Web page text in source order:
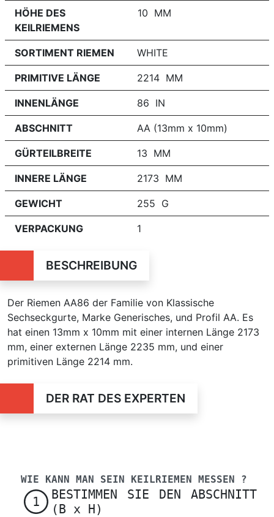
HÖHE DES
KEILRIEMENS
10 MM
SORTIMENT RIEMEN WHITE
PRIMITIVE LÄNGE 2214 MM
INNENLÄNGE 86 IN
ABSCHNITT AA (13mm x 10mm)
GÜRTEILBREITE 13 MM
INNERE LÄNGE 2173 MM
GEWICHT 255 G
VERPACKUNG 1
BESCHREIBUNG
Der Riemen AA86 der Familie von Klassische
Sechseckgurte, Marke Generisches, und Profil AA. Es
hat einen 13mm x 10mm mit einer internen Länge 2173
mm, einer externen Länge 2235 mm, und einer
primitiven Länge 2214 mm.
DER RAT DES EXPERTEN
WIE KANN MAN SEIN KEILRIEMEN MESSEN ?
1
BESTIMMEN SIE DEN ABSCHNITT
(B x H)